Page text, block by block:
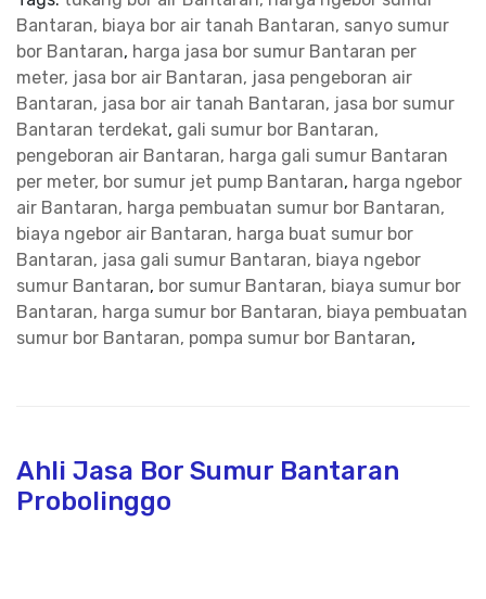
Bantaran, biaya bor air tanah Bantaran, sanyo sumur
bor Bantaran, harga jasa bor sumur Bantaran per
meter, jasa bor air Bantaran, jasa pengeboran air
Bantaran, jasa bor air tanah Bantaran, jasa bor sumur
Bantaran terdekat, gali sumur bor Bantaran,
pengeboran air Bantaran, harga gali sumur Bantaran
per meter, bor sumur jet pump Bantaran, harga ngebor
air Bantaran, harga pembuatan sumur bor Bantaran,
biaya ngebor air Bantaran, harga buat sumur bor
Bantaran, jasa gali sumur Bantaran, biaya ngebor
sumur Bantaran, bor sumur Bantaran, biaya sumur bor
Bantaran, harga sumur bor Bantaran, biaya pembuatan
sumur bor Bantaran, pompa sumur bor Bantaran,
Ahli Jasa Bor Sumur Bantaran
Probolinggo